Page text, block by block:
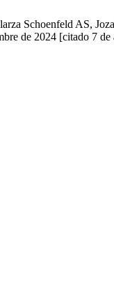
Schoenfeld
de 2024 [citado 7